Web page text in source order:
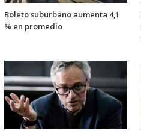
Boleto suburbano aumenta 4,1
% en promedio